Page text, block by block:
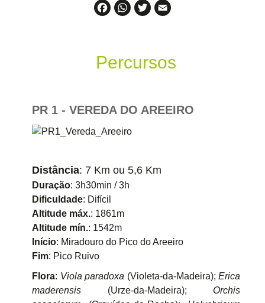
FacebookWhatsApp
Twitter
Percursos
PR 1 - VEREDA DO AREEIRO
Distância: 7 Km ou 5,6 Km
Duração: 3h30min / 3h
Dificuldade: Difícil
Altitude máx.: 1861m
Altitude mín.: 1542m
Início: Miradouro do Pico do Areeiro
Fim: Pico Ruivo
Flora: Viola paradoxa (Violeta-da-Madeira); Erica
maderensis (Urze-da-Madeira); Orchis